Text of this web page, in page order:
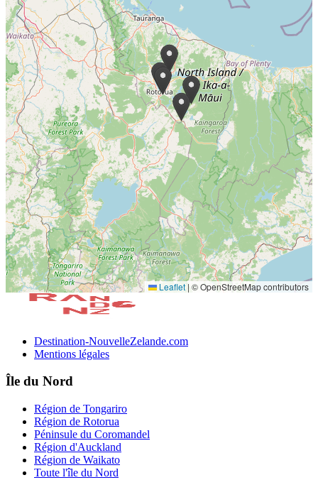
Leaflet | © OpenStreetMap contributors
Destination-NouvelleZelande.com
Mentions légales
Île du Nord
Région de Tongariro
Région de Rotorua
Péninsule du Coromandel
Région d'Auckland
Région de Waikato
Toute l'île du Nord